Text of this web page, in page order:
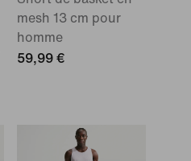
mesh 13 cm pour
homme
59,99 €